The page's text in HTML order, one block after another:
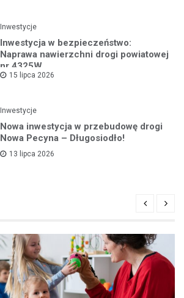
Inwestycje
Inwestycja w bezpieczeństwo:
Naprawa nawierzchni drogi powiatowej
nr 4325W
15 lipca 2026
Inwestycje
Nowa inwestycja w przebudowę drogi
Nowa Pecyna – Długosiodło!
13 lipca 2026